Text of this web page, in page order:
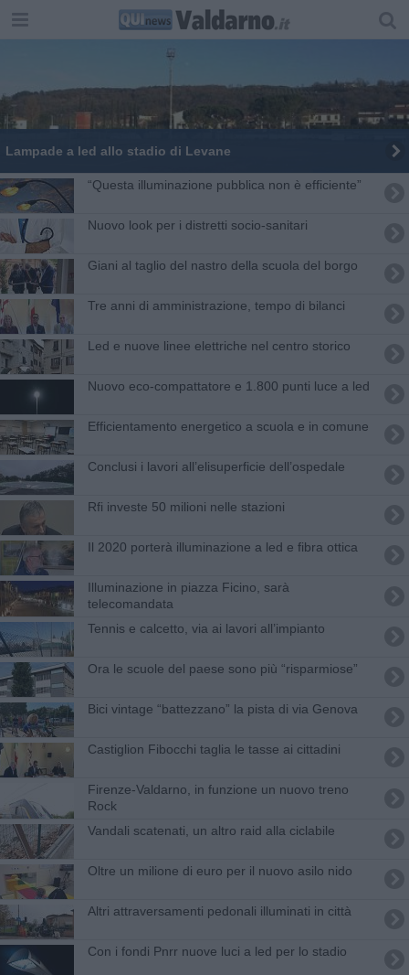
Lampade a led allo stadio di Levane
“Questa illuminazione pubblica non è efficiente”
Nuovo look per i distretti socio-sanitari
Giani al taglio del nastro della scuola del borgo
Tre anni di amministrazione, tempo di bilanci
Led e nuove linee elettriche nel centro storico
Nuovo eco-compattatore e 1.800 punti luce a led
Efficientamento energetico a scuola e in comune
​Conclusi i lavori all’elisuperficie dell’ospedale
Rfi investe 50 milioni nelle stazioni
Il 2020 porterà illuminazione a led e fibra ottica
Illuminazione in piazza Ficino, sarà
telecomandata
Tennis e calcetto, via ai lavori all’impianto
Ora le scuole del paese sono più “risparmiose”
Bici vintage “battezzano” la pista di via Genova
Castiglion Fibocchi taglia le tasse ai cittadini
Firenze-Valdarno, in funzione un nuovo treno
Rock
Vandali scatenati, un altro raid alla ciclabile
Oltre un milione di euro per il nuovo asilo nido
Altri attraversamenti pedonali illuminati in città
Con i fondi Pnrr nuove luci a led per lo stadio